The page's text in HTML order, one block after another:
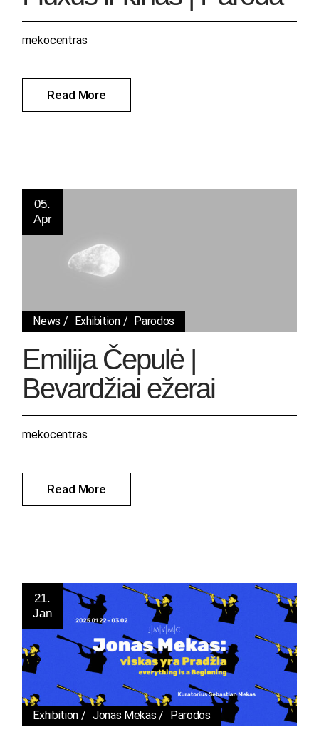
Read More
mekocentras
05.
Apr
News Exhibition Parodos
Emilija Čepulė |
Bevardžiai ežerai
Read More
mekocentras
21.
Jan
Exhibition Jonas Mekas Parodos